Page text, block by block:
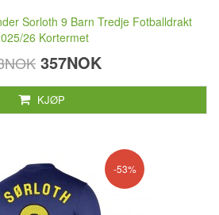
Sorloth 9 Barn Tredje Fotballdrakt
26 Kortermet
357NOK
KJØP
-53%